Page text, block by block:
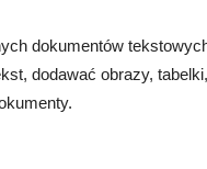
dokumentów
dodawać obrazy,